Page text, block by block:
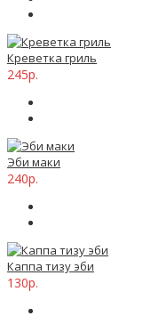
Креветка гриль
245р.
Эби маки
240р.
Каппа тизу эби
130р.